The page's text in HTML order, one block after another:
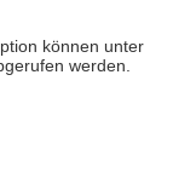
können unter
werden.